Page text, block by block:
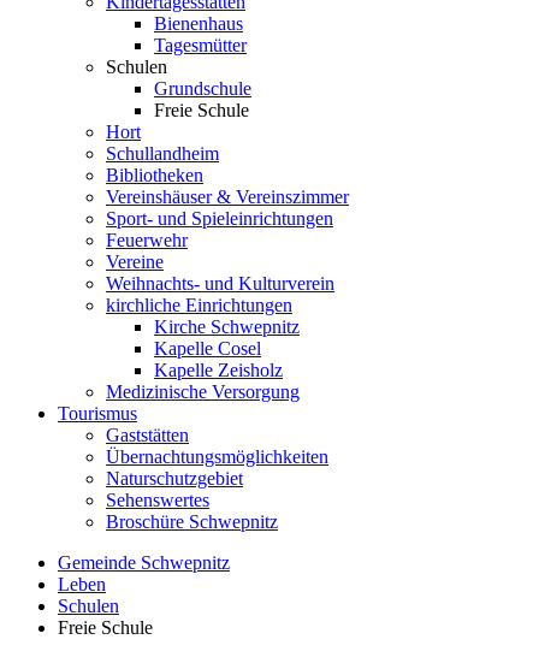
Bienenhaus
Tagesmütter
Schulen
Grundschule
Freie Schule
Hort
Schullandheim
Bibliotheken
Vereinshäuser & Vereinszimmer
Sport- und Spieleinrichtungen
Feuerwehr
Vereine
Weihnachts- und Kulturverein
kirchliche Einrichtungen
Kirche Schwepnitz
Kapelle Cosel
Kapelle Zeisholz
Medizinische Versorgung
Tourismus
Gaststätten
Übernachtungsmöglichkeiten
Naturschutzgebiet
Sehenswertes
Broschüre Schwepnitz
Gemeinde Schwepnitz
Leben
Schulen
Freie Schule